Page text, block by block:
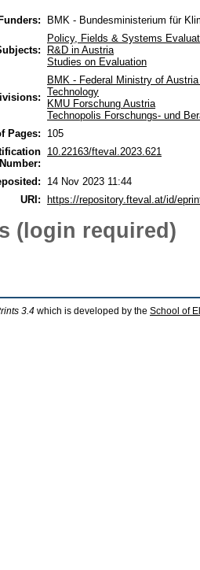
BMK - Bundesministerium für
Policy, Fields & Systems
R&D in Austria
Studies on Evaluation
BMK - Federal Ministry of
Technology
KMU Forschung Austria
Technopolis Forschungs- und
Pages:
105
Number:
10.22163/fteval.2023.621
14 Nov 2023 11:44
URI: https://repository.fteval.at/id/
(login required)
3.4 which is developed by the School of